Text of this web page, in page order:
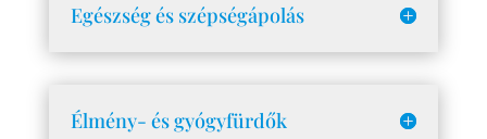
Egészség és szépségápolás
Élmény- és gyógyfürdők